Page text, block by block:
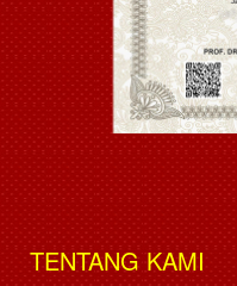
TENTANG KAMI